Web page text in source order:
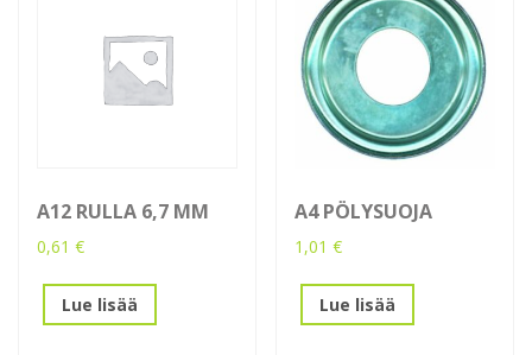
A12 RULLA 6,7 MM
0,61 €
Lue lisää
A4 PÖLYSUOJA
1,01€
Lue lisää